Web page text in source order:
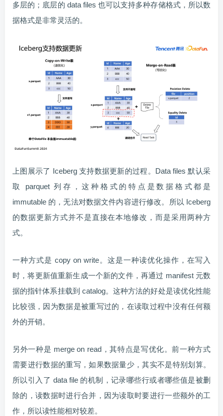
多层的；底层的 data files 也可以支持多种存储格式，所以数
据格式是非常灵活的。
上图展示了 Iceberg 支持数据更新的过程。Data files 默认采
取 parquet 列存，这种格式的特点是数据格式都是
immutable 的，无法对数据文件内容进行修改。所以 Iceberg
的数据更新方式并不是直接在本地修改，而是采用两种方
式。
一种方式是 copy on write。这是一种读优化操作，在写入
时，将更新值重新生成一个新的文件，再通过 manifest 元数
据的指针体系挂载到 catalog。这种方法的好处是读优化性能
比较强，因为数据是被重写过的，在读取过程中没有任何额
外的开销。
另外一种是 merge on read，其特点是写优化。前一种方式
需要进行数据的重写，如果数据量少，其实不是特别划算。
所以引入了 data file 的机制，记录哪些行或者哪些值是被删
除的，读数据时进行合并，因为读取时要进行一些额外的工
作，所以读性能相对较差。